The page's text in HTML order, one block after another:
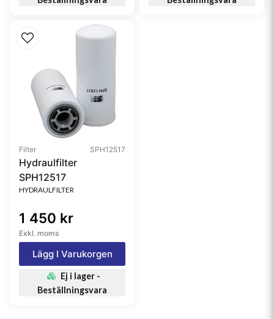
Filter SPH12517
Hydraulfilter
SPH12517
HYDRAULFILTER
1 450 kr
Exkl. moms
Lägg I Varukorgen
Ej i lager -
Beställningsvara